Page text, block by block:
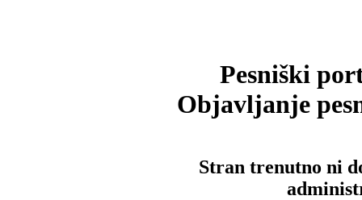
Pesniški
Objavljanje
Stran trenutno ni